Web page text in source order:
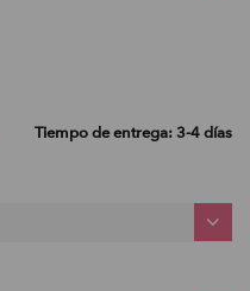
Tiempo de entrega: 3-4 días